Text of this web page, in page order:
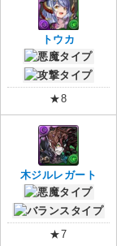
トウカ
★8
木ジルレガート
★7